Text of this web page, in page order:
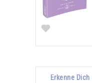
Erkenne